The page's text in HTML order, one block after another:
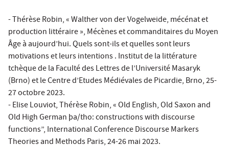
- Thérèse Robin, « Walther von der Vogelweide, mécénat et
production littéraire », Mécènes et commanditaires du Moyen
Âge à aujourd’hui. Quels sont-ils et quelles sont leurs
motivations et leurs intentions . Institut de la littérature
tchèque de la Faculté des Lettres de l’Université Masaryk
(Brno) et le Centre d’Etudes Médiévales de Picardie, Brno, 25-
27 octobre 2023.
- Elise Louviot, Thérèse Robin, « Old English, Old Saxon and
Old High German þa/tho: constructions with discourse
functions”, International Conference Discourse Markers
Theories and Methods Paris, 24-26 mai 2023.